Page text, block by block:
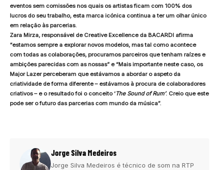
eventos sem comissões nos quais os artistas ficam com 100% dos
lucros do seu trabalho, esta marca icónica continua a ter um olhar único
em relação às parcerias.
Zara Mirza, responsável de Creative Excellence da BACARDI afirma
“estamos sempre a explorar novos modelos, mas tal como acontece
com todas as colaborações, procuramos parceiros que tenham raízes e
ambições parecidas com as nossas” e “Mais importante neste caso, os
Major Lazer perceberam que estávamos a abordar o aspeto da
criatividade de forma diferente – estávamos à procura de colaboradores
criativos – e o resultado foi o conceito ‘The Sound of Rum’. Creio que este
pode ser o futuro das parcerias com mundo da música”.
Jorge Silva Medeiros
Jorge Silva Medeiros é técnico de som na RTP